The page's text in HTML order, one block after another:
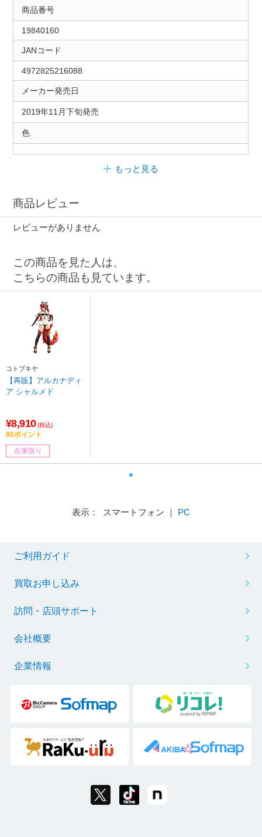
商品番号
19840160
JANコード
4972825216088
メーカー発売日
2019年11月下旬発売
色
もっと見る
商品レビュー
レビューがありません
この商品を見た人は、
こちらの商品も見ています。
コトブキヤ
【再販】アルカナディ
ア シャルメド
¥8,910 (税込)
90ポイント
在庫限り
表示： スマートフォン ｜ PC
ご利用ガイド
買取お申し込み
訪問・店頭サポート
会社概要
企業情報